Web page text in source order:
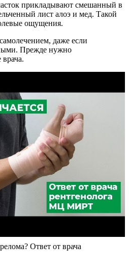
прикладывают смешанный в
лист алоэ и мед. Такой
ощущения.
даже если
Прежде нужно
Ответ от врача